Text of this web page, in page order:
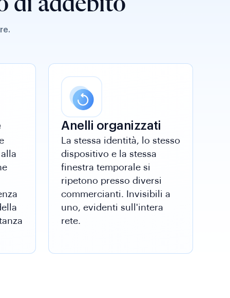
Anelli organizzati
La stessa identità, lo stesso
dispositivo e la stessa
finestra temporale si
ripetono presso diversi
commercianti. Invisibili a
uno, evidenti sull'intera
rete.